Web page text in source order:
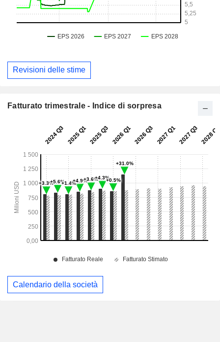
Revisioni delle stime
Fatturato trimestrale - Indice di sorpresa
Calendario della società